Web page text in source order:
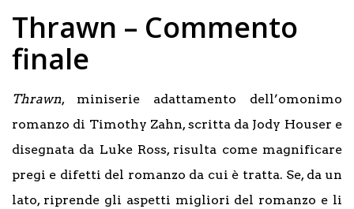
Thrawn – Commento
finale
Thrawn, miniserie adattamento dell’omonimo
romanzo di Timothy Zahn, scritta da Jody Houser e
disegnata da Luke Ross, risulta come magnificare
pregi e difetti del romanzo da cui è tratta. Se, da un
lato, riprende gli aspetti migliori del romanzo e li